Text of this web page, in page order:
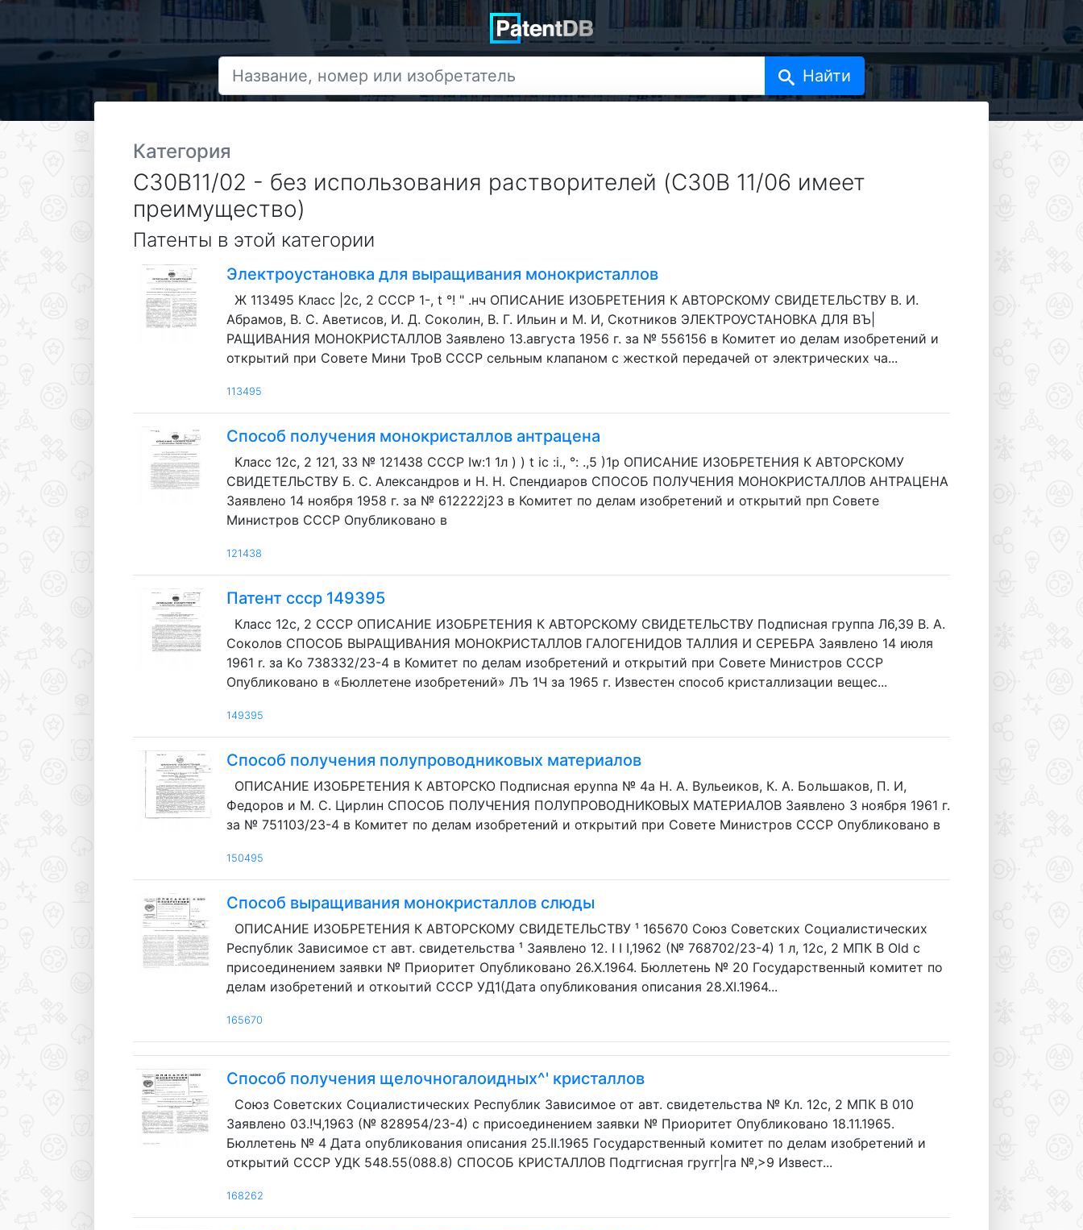
Категория
C30B11/02 - без использования растворителей (C30B 11/06 имеет
преимущество)
Патенты в этой категории
Электроустановка для выращивания монокристаллов
Ж 113495 Класс |2с, 2 СССР 1-, t °! " .нч ОПИСАНИЕ ИЗОБРЕТЕНИЯ К АВТОРСКОМУ СВИДЕТЕЛЬСТВУ В. И.
Абрамов, В. С. Аветисов, И. Д. Соколин, В. Г. Ильин и М. И, Скотников ЭЛЕКТРОУСТАНОВКА ДЛЯ ВЪ|
РАЩИВАНИЯ МОНОКРИСТАЛЛОВ Заявлено 13.августа 1956 г. за № 556156 в Комитет ио делам изобретений и
открытий при Совете Мини TpoB СССР сельным клапаном с жесткой передачей от электрических ча...
113495
Способ получения монокристаллов антрацена
Класс 12с, 2 121, 33 № 121438 СССР Iw:1 1л ) ) t iс :i., °: .,5 )1р ОПИСАНИЕ ИЗОБРЕТЕНИЯ К АВТОРСКОМУ
СВИДЕТЕЛЬСТВУ Б. С. Александров и H. Н. Спендиаров СПОСОБ ПОЛУЧЕНИЯ МОНОКРИСТАЛЛОВ АНТРАЦЕНА
Заявлено 14 ноября 1958 г. за № 612222j23 в Комитет по делам изобретений и открытий прп Совете
Министров СССР Опубликовано в
121438
Патент ссср 149395
Класс 12с, 2 СССР ОПИСАНИЕ ИЗОБРЕТЕНИЯ К АВТОРСКОМУ СВИДЕТЕЛЬСТВУ Подписная группа Л6,39 В. А.
Соколов СПОСОБ ВЫРАЩИВАНИЯ МОНОКРИСТАЛЛОВ ГАЛОГЕНИДОВ ТАЛЛИЯ И СЕРЕБРА Заявлено 14 июля
1961 r. за Kо 738332/23-4 в Комитет по делам изобретений и открытий при Совете Министров СССР
Опубликовано в «Бюллетене изобретений» ЛЪ 1Ч за 1965 г. Известен способ кристаллизации вещес...
149395
Способ получения полупроводниковых материалов
ОПИСАНИЕ ИЗОБРЕТЕНИЯ К АВТОРСКО Подписная epynna № 4а Н. А. Вульеиков, К. А. Большаков, П. И,
Федоров и М. С. Цирлин СПОСОБ ПОЛУЧЕНИЯ ПОЛУПРОВОДНИКОВЫХ МАТЕРИАЛОВ Заявлено 3 ноября 1961 г.
за № 751103/23-4 в Комитет по делам изобретений и открытий при Совете Министров СССР Опубликовано в
150495
Способ выращивания монокристаллов слюды
ОПИСАНИЕ ИЗОБРЕТЕНИЯ К АВТОРСКОМУ СВИДЕТЕЛЬСТВУ ¹ 165670 Союз Советских Социалистических
Республик Зависимое ст авт. свидетельства ¹ Заявлено 12. I I I,1962 (№ 768702/23-4) 1 л, 12с, 2 МПК В Old с
присоединением заявки № Приоритет Опубликовано 26.Х.1964. Бюллетень № 20 Государственный комитет по
делам изобретений и откоытий СССР УД1(Дата опубликования описания 28.XI.1964...
165670
Способ получения щелочногалоидных^' кристаллов
Союз Советских Социалистических Республик Зависимое от авт. свидетельства № Кл. 12с, 2 МПК В 010
Заявлено 03.!Ч,1963 (№ 828954/23-4) с присоединением заявки № Приоритет Опубликовано 18.11.1965.
Бюллетень № 4 Дата опубликования описания 25.II.1965 Государственный комитет по делам изобретений и
открытий СССР УДК 548.55(088.8) СПОСОБ КРИСТАЛЛОВ Подггисная гругг|га №,>9 Извест...
168262